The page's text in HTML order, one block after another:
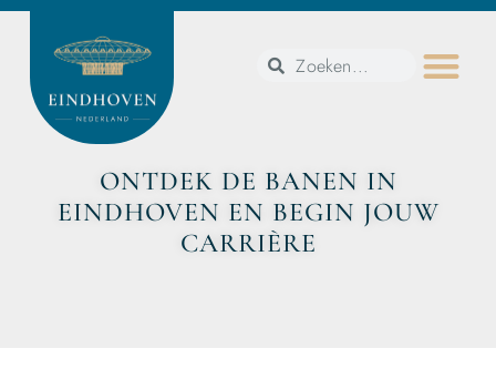
ONTDEK DE BANEN IN
EINDHOVEN EN BEGIN JOUW
CARRIÈRE